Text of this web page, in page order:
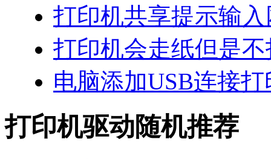
打印机共享提示输
打印机会走纸但是
电脑添加USB连接
打印机驱动随机推荐